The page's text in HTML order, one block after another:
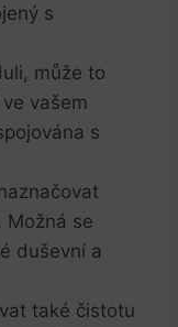
s
může to
vašem
s
Možná se
duševní a
také čistotu